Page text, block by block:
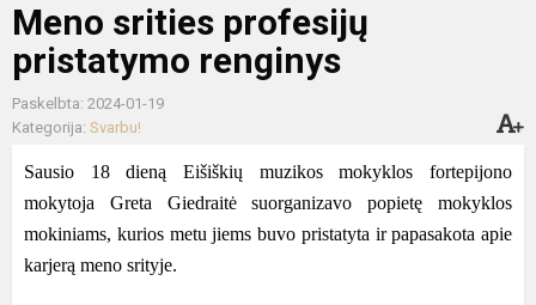
Meno srities profesijų
pristatymo renginys
Paskelbta: 2024-01-19
Kategorija: Svarbu!
Sausio 18 dieną Eišiškių muzikos mokyklos fortepijono
mokytoja Greta Giedraitė suorganizavo popietę mokyklos
mokiniams, kurios metu jiems buvo pristatyta ir papasakota apie
karjerą meno srityje.